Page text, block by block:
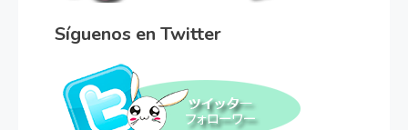
Síguenos en Twitter